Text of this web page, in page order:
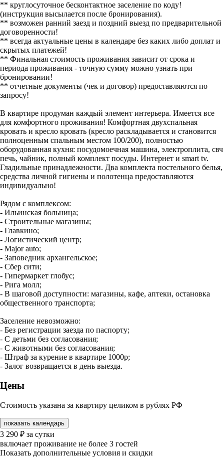
** круглосуточное бесконтактное заселение по коду!
(инструкция высылается после бронирования).
** возможен ранний заезд и поздний выезд по предварительной
договоренности!
** всегда актуальные цены в календаре без каких либо доплат и
скрытых платежей!
** Финальная стоимость проживания зависит от срока и
периода проживания - точную сумму можно узнать при
бронировании!
** отчетные документы (чек и договор) предоставляются по
запросу!
В квартире продуман каждый элемент интерьера. Имеется все
для комфортного проживания! Комфортная двухспальная
кровать и кресло кровать (кресло раскладывается и становится
полноценным спальным местом 100/200), полностью
оборудованная кухня: посудомоечная машина, электроплита, свч
печь, чайник, полный комплект посуды. Интернет и smart tv.
Гладильные принадлежности. Два комплекта постельного белья,
средства личной гигиены и полотенца предоставляются
индивидуально!
Рядом с комплексом:
- Ильинская больница;
- Строительные магазины;
- Главкино;
- Логистический центр;
- Major auto;
- Заповедник архангельское;
- Сбер сити;
- Гипермаркет глобус;
- Рига молл;
- В шаговой доступности: магазины, кафе, аптеки, остановка
общественного транспорта;
Заселение невозможно:
- Без регистрации заезда по паспорту;
- С детьми без согласования;
- С животными без согласования;
- Штраф за курение в квартире 1000р;
- Залог возвращается в день выезда.
Цены
Стоимость указана за квартиру целиком в рублях РФ
показать календарь
3 290 ₽ за сутки
включает проживание не более 3 гостей
Показать дополнительные условия и скидки